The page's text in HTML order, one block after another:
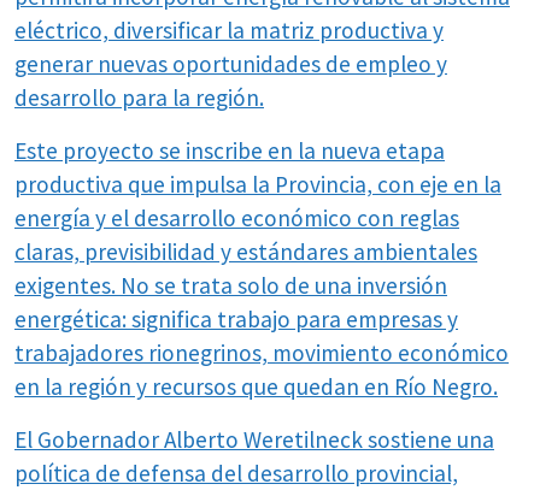
eléctrico, diversificar la matriz productiva y
generar nuevas oportunidades de empleo y
desarrollo para la región.
Este proyecto se inscribe en la nueva etapa
productiva que impulsa la Provincia, con eje en la
energía y el desarrollo económico con reglas
claras, previsibilidad y estándares ambientales
exigentes. No se trata solo de una inversión
energética: significa trabajo para empresas y
trabajadores rionegrinos, movimiento económico
en la región y recursos que quedan en Río Negro.
El Gobernador Alberto Weretilneck sostiene una
política de defensa del desarrollo provincial,